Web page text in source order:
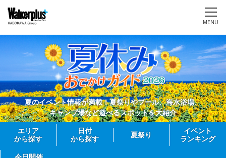
MENU
夏のイベント情報が満載！夏祭りやプール、海水浴場、
キャンプ場など遊べるスポットを大紹介
エリア
から探す
日付
から探す
夏祭り
イベント
ランキング